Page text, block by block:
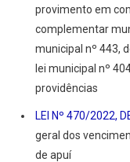
provimento em
complementar
municipal nº 443,
lei municipal nº
providências
LEI Nº 470/2022,
geral dos
de apuí